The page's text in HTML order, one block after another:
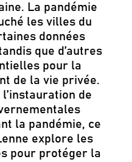
La pandémie
les villes du
données
que d’autres
pour la
de la vie privée.
de
la pandémie, ce
explore les
pour protéger la